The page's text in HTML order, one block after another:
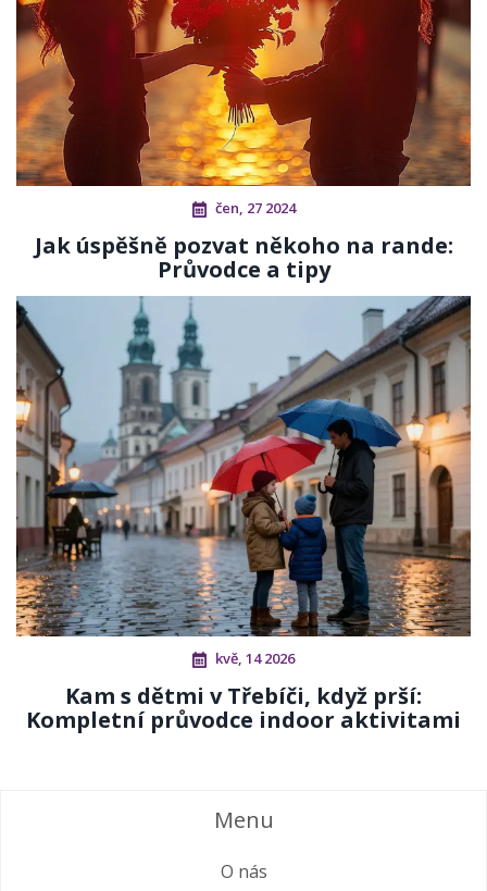
čen, 27 2024
Jak úspěšně pozvat někoho na rande:
Průvodce a tipy
kvě, 14 2026
Kam s dětmi v Třebíči, když prší:
Kompletní průvodce indoor aktivitami
Menu
O nás